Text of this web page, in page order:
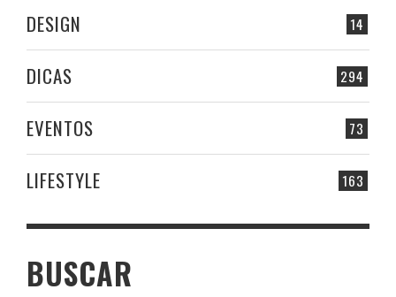
14
DESIGN
294
DICAS
73
EVENTOS
163
LIFESTYLE
BUSCAR